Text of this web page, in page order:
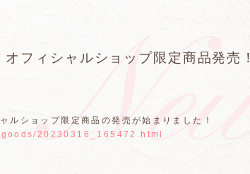
フィシャルショップ限定商品発売！
ルショップ限定商品の発売が始まりました！
20230316_165472.html